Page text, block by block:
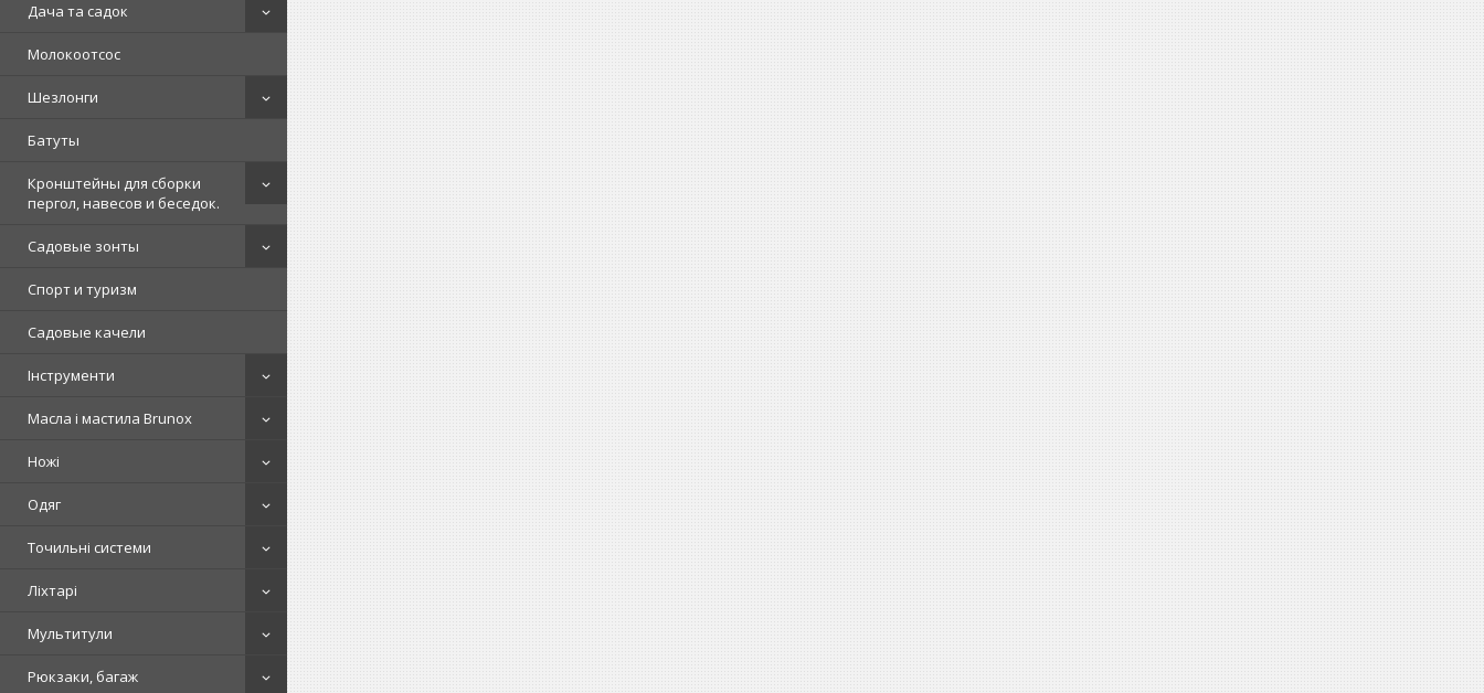
Дача та садок
Молокоотсос
Шезлонги
Батуты
Кронштейны для сборки
пергол, навесов и беседок.
Садовые зонты
Спорт и туризм
Садовые качели
Інструменти
Масла і мастила Brunox
Ножі
Одяг
Точильні системи
Ліхтарі
Мультитули
Рюкзаки, багаж